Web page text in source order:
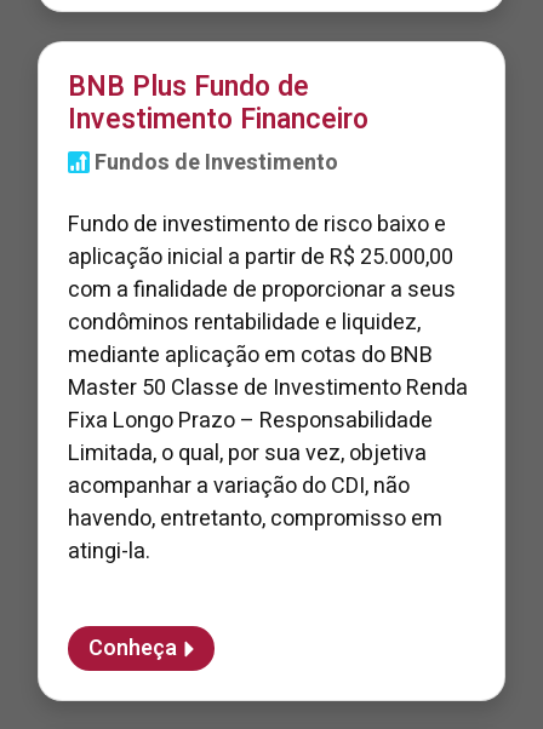
BNB Plus Fundo de
Investimento Financeiro
Fundos de Investimento
Fundo de investimento de risco baixo e
aplicação inicial a partir de R$ 25.000,00
com a finalidade de proporcionar a seus
condôminos rentabilidade e liquidez,
mediante aplicação em cotas do BNB
Master 50 Classe de Investimento Renda
Fixa Longo Prazo – Responsabilidade
Limitada, o qual, por sua vez, objetiva
acompanhar a variação do CDI, não
havendo, entretanto, compromisso em
atingi-la.
Conheça